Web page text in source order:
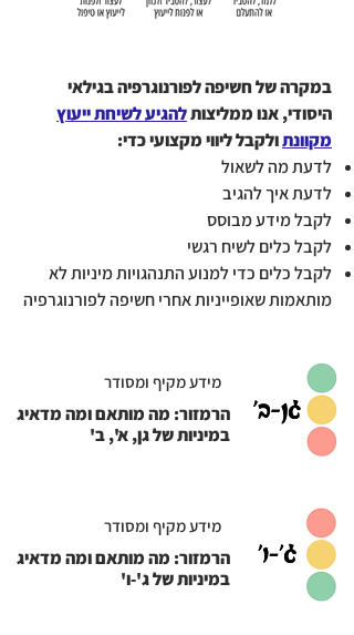
במקרה של חשיפה לפורנוגרפיה בגילאי
היסודי, אנו ממליצותלהגיע לשיחת ייעוץ
מקוונתולקבל ליווי מקצועי כדי:
לדעת מה לשאול
לדעת איך להגיב
לקבל מידע מבוסס
לקבל כלים לשיח רגשי
לקבל כלים כדי למנוע התנהגויות מיניות לא
מותאמות שאופייניות אחרי חשיפה לפורנוגרפיה
מידע מקיף ומסודר
הרמזור: מה מותאם ומה מדאיג
במיניות של גן, א', ב'
מידע מקיף ומסודר
הרמזור: מה מותאם ומה מדאיג
במיניות של ג'-ו'